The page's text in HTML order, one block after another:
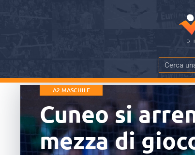
A2 MASCHILE
Cuneo si
mezza di